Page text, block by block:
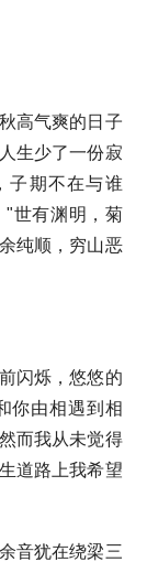
高气爽的日子
生少了一份寂
子期不在与谁
"世有渊明，菊
纯顺，穷山恶
闪烁，悠悠的
你由相遇到相
而我从未觉得
道路上我希望
音犹在绕梁三